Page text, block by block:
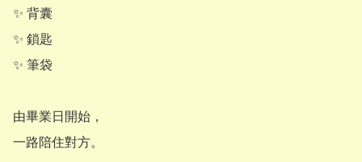
✨ 背囊
✨ 鎖匙
✨ 筆袋
由畢業日開始，
一路陪住對方。